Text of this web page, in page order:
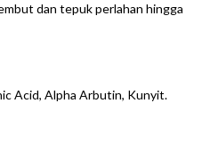
dan tepuk perlahan hingga
Acid, Alpha Arbutin, Kunyit.